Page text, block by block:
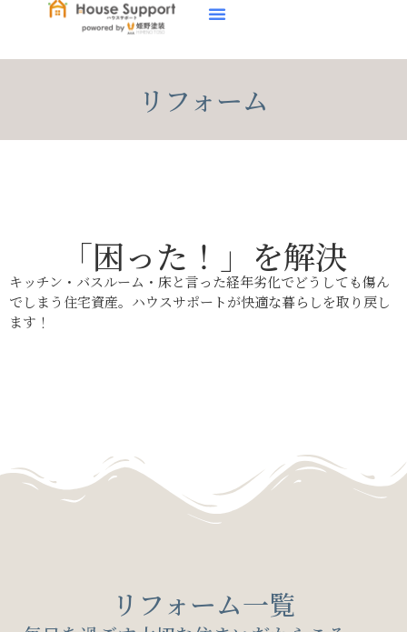
リフォーム
「困った！」を解決
キッチン・バスルーム・床と言った経年劣化でどうしても傷ん
でしまう住宅資産。ハウスサポートが快適な暮らしを取り戻し
ます！
リフォーム一覧